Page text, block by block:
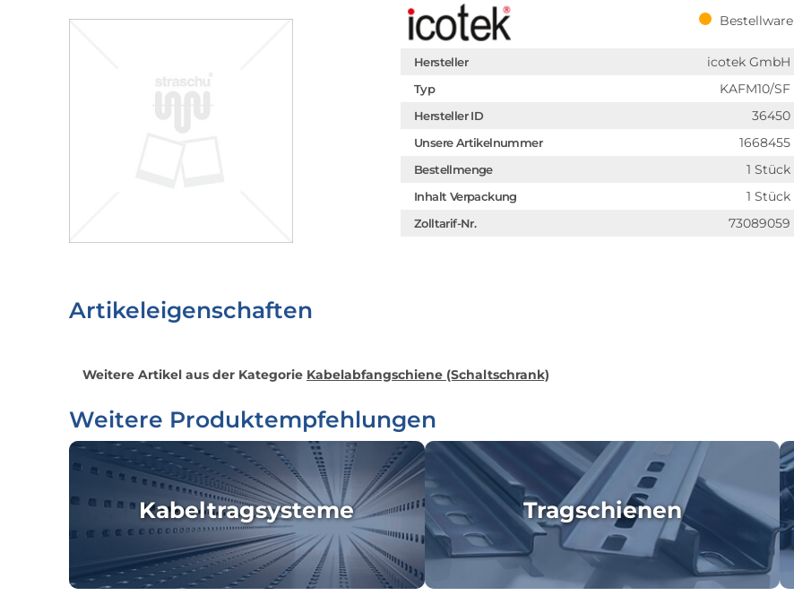
Bestellware
Hersteller icotek GmbH
Typ KAFM10/SF
Hersteller ID 36450
Unsere Artikelnummer 1668455
Bestellmenge 1 Stück
Inhalt Verpackung 1 Stück
Zolltarif-Nr. 73089059
Artikeleigenschaften
Weitere Artikel aus der Kategorie Kabelabfangschiene (Schaltschrank)
Weitere Produktempfehlungen
Kabeltragsysteme Tragschienen